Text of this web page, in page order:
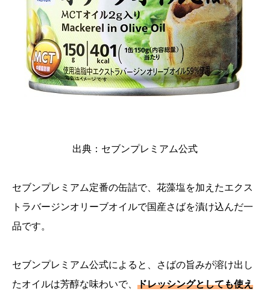
出典： セブンプレミアム公式
セブンプレミアム定番の缶詰で、花藻塩を加えたエクス
トラバージンオリーブオイルで国産さばを漬け込んだ一
品です。
セブンプレミアム公式によると、さばの旨みが溶け出し
たオイルは芳醇な味わいで、 ドレッシングとしても使え